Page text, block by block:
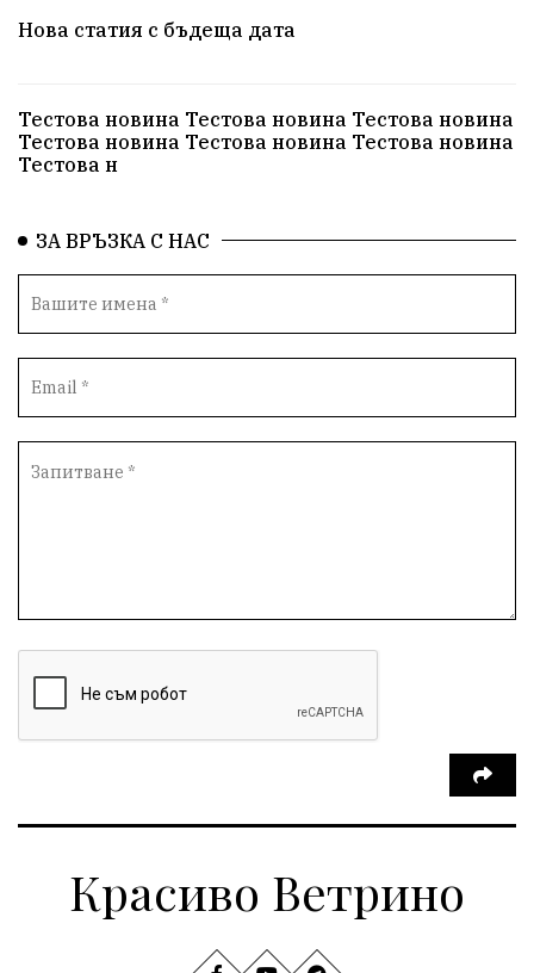
Нова статия с бъдеща дата
Тестова новина Тестова новина Тестова новина
Тестова новина Тестова новина Тестова новина
Тестова н
ЗА ВРЪЗКА С НАС
Красиво Ветрино